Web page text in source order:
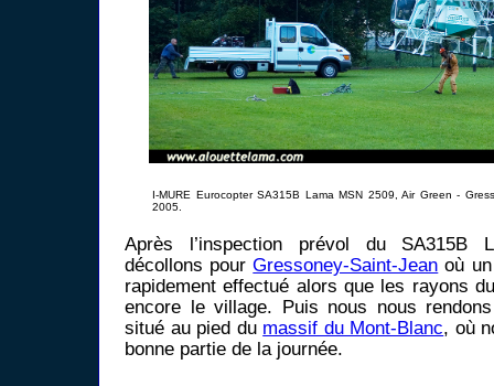
I-MURE Eurocopter SA315B Lama MSN 2509, Air Green -
2005.
Après l’inspection prévol du SA315B
décollons pourGressoney-Saint-Jean où
rapidement effectué alors que les rayons
encore le village. Puis nous nous
situé au pied du massif du Mont-Blanc, où
bonne partie de la journée.